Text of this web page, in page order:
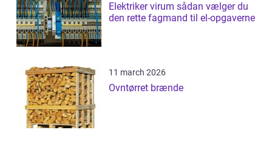
Elektriker virum sådan vælger du
den rette fagmand til el-opgaverne
11 march 2026
Ovntørret brænde